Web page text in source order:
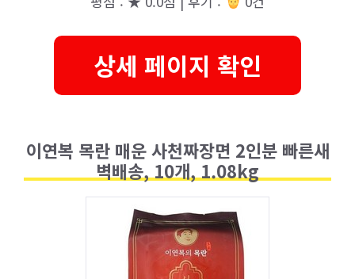
상세 페이지 확인
이연복 목란 매운 사천짜장면 2인분 빠른새
벽배송, 10개, 1.08kg